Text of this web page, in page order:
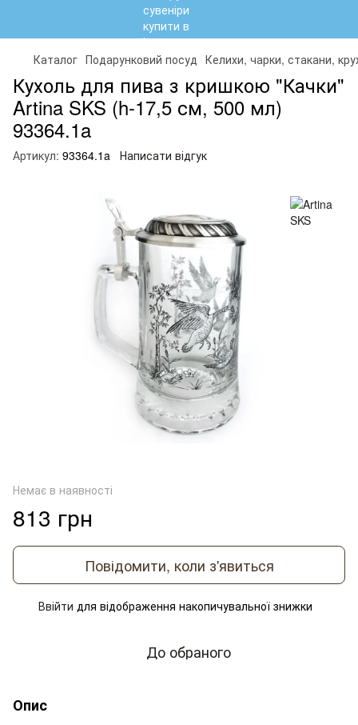
Каталог Подарунковий посуд Келихи, чарки, стакани,
Кухоль для пива з кришкою "Качки"
Artina SKS (h-17,5 см, 500 мл)
93364.1a
Артикул: 93364.1a Написати відгук
Немає в наявності
813 грн
Повідомити, коли з'явиться
Ввійти для відображення накопичувальної знижки
До обраного
Опис